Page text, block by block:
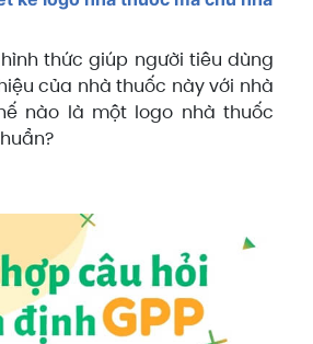
thức giúp người tiêu dùng
của nhà thuốc này với nhà
nào là một logo nhà thuốc